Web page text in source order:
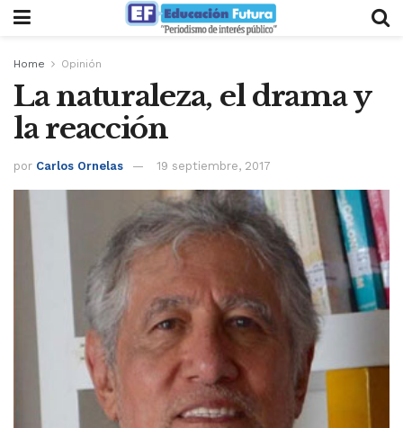
Home Opinión
La naturaleza, el drama y
la reacción
por Carlos Ornelas 19 septiembre, 2017